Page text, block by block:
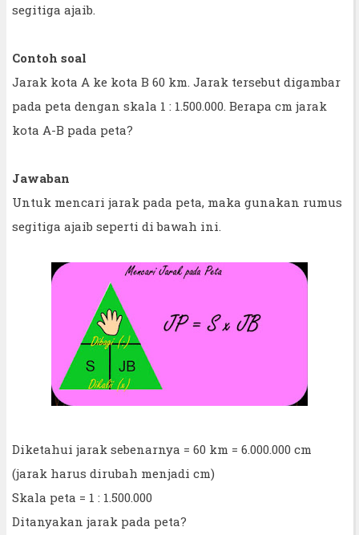
segitiga ajaib.
Contoh soal
Jarak kota A ke kota B 60 km. Jarak tersebut digambar
pada peta dengan skala 1 : 1.500.000. Berapa cm jarak
kota A-B pada peta?
Jawaban
Untuk mencari jarak pada peta, maka gunakan rumus
segitiga ajaib seperti di bawah ini.
Diketahui jarak sebenarnya = 60 km = 6.000.000 cm
(jarak harus dirubah menjadi cm)
Skala peta = 1 : 1.500.000
Ditanyakan jarak pada peta?